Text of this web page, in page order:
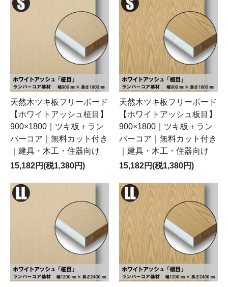
天然木ツキ板フリーボード
【ホワイトアッシュ柾目】
900×1800｜ツキ板＋ラン
バーコア｜無料カット付き
｜建具・木工・住器向け
15,182円(税1,380円)
天然木ツキ板フリーボード
【ホワイトアッシュ板目】
900×1800｜ツキ板＋ラン
バーコア｜無料カット付き
｜建具・木工・住器向け
15,182円(税1,380円)